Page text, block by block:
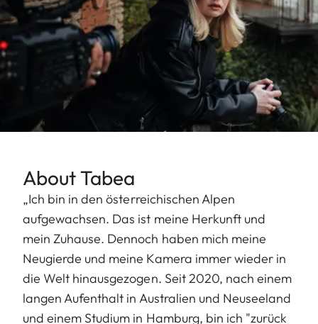
About Tabea
„Ich bin in den österreichischen Alpen
aufgewachsen. Das ist meine Herkunft und
mein Zuhause. Dennoch haben mich meine
Neugierde und meine Kamera immer wieder in
die Welt hinausgezogen. Seit 2020, nach einem
langen Aufenthalt in Australien und Neuseeland
und einem Studium in Hamburg, bin ich "zurück